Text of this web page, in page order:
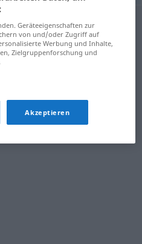
Geräteeigenschaften zur
von und/oder Zugriff auf
Werbung und Inhalte,
Zielgruppenforschung und
Akzeptieren